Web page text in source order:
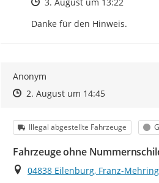
Danke für den Hinweis.
Anonym
Zeitpunkt des Erstellens
Zeitpunkt des Erstellens
2. August um 14:45Zur Äußerung
Kategorie
Illegal abgestellte Fahrzeuge
Fahrzeuge ohne
Ort
04838 Eilenburg, Franz-